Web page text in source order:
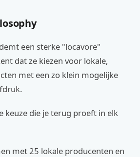
een sterke "locavore"
dat ze kiezen voor lokale,
met een zo klein mogelijke
keuze die je terug proeft in elk
met 25 lokale producenten en